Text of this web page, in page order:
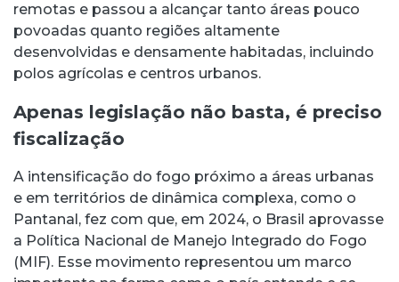
remotas e passou a alcançar tanto áreas pouco
povoadas quanto regiões altamente
desenvolvidas e densamente habitadas, incluindo
polos agrícolas e centros urbanos.
Apenas legislação não basta, é preciso
fiscalização
A intensificação do fogo próximo a áreas urbanas
e em territórios de dinâmica complexa, como o
Pantanal, fez com que, em 2024, o Brasil aprovasse
a Política Nacional de Manejo Integrado do Fogo
(MIF). Esse movimento representou um marco